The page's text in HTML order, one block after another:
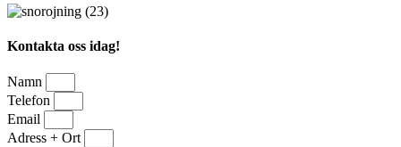
Kontakta oss idag!
Namn
Telefon
Email
Adress + Ort